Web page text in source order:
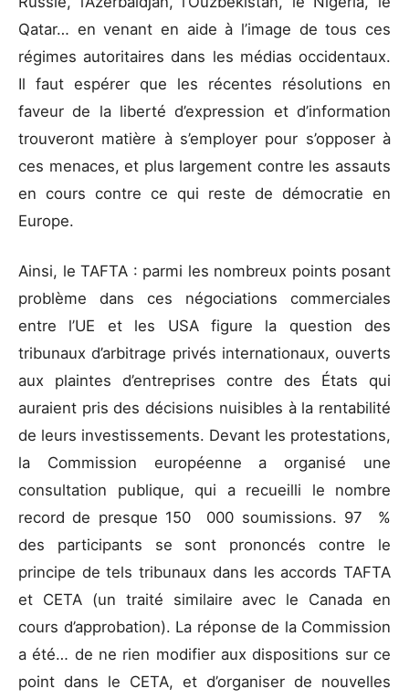
Qatar… en venant en aide à l’image de tous ces
régimes autoritaires dans les médias occidentaux.
Il faut espérer que les récentes résolutions en
faveur de la liberté d’expression et d’information
trouveront matière à s’employer pour s’opposer à
ces menaces, et plus largement contre les assauts
en cours contre ce qui reste de démocratie en
Europe.
Ainsi, le TAFTA : parmi les nombreux points posant
problème dans ces négociations commerciales
entre l’UE et les USA figure la question des
tribunaux d’arbitrage privés internationaux, ouverts
aux plaintes d’entreprises contre des États qui
auraient pris des décisions nuisibles à la rentabilité
de leurs investissements. Devant les protestations,
la Commission européenne a organisé une
consultation publique, qui a recueilli le nombre
record de presque 150 000 soumissions. 97 %
des participants se sont prononcés contre le
principe de tels tribunaux dans les accords TAFTA
et CETA (un traité similaire avec le Canada en
cours d’approbation). La réponse de la Commission
a été… de ne rien modifier aux dispositions sur ce
point dans le CETA, et d’organiser de nouvelles